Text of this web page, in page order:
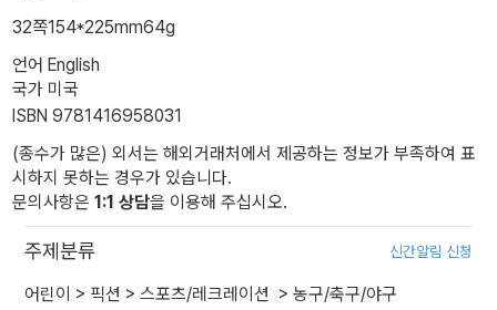
32쪽154*225mm64g
언어 English
국가 미국
ISBN 9781416958031
(종수가 많은) 외서는 해외거래처에서 제공하는 정보가 부족하여 표
시하지 못하는 경우가 있습니다.
문의사항은 1:1 상담을 이용해 주십시오.
주제분류 신간알림 신청
어린이 > 픽션 > 스포츠/레크레이션 > 농구/축구/야구